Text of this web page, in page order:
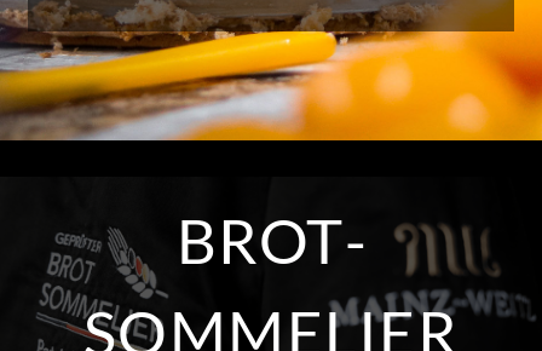
BROT­
SOMMELIER